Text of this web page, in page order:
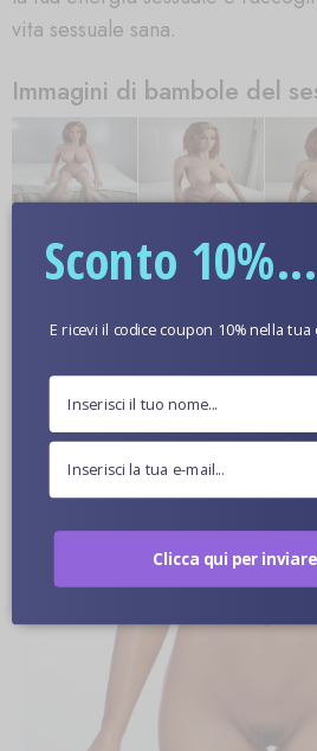
vita sessuale sana.
Immagini di bambole del
Ulteriori informazioni
Colore Della Pelle
Immagini
Sconto 10%...
E ricevi il codice coupon 10% nella tua
Clicca qui per